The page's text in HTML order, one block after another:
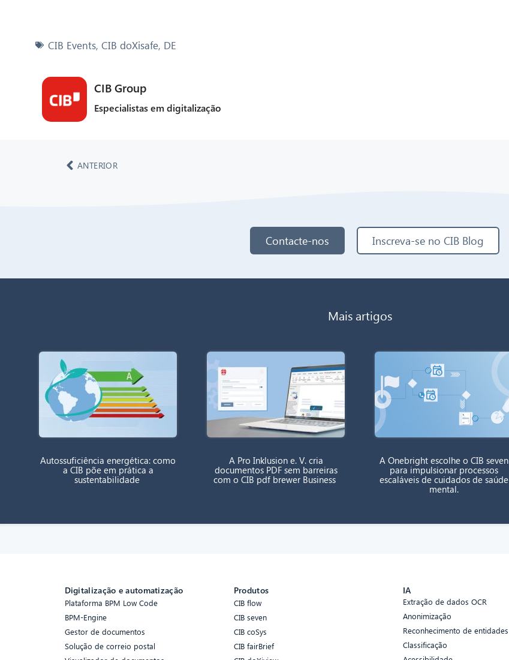
CIB Events, CIB doXisafe, DE
CIB Group
Especialistas em digitalização
ANTERIOR
Contacte-nos Inscreva-se no CIB Blog
Mais artigos
Autossuficiência energética: como
a CIB põe em prática a
sustentabilidade
A Pro Inklusion e. V. cria
documentos PDF sem barreiras
com o CIB pdf brewer Business
A Onebright escolhe o CIB seven
para impulsionar processos
escaláveis de cuidados de saúde
mental.
Digitalização e automatização
Plataforma BPM Low Code
BPM-Engine
Gestor de documentos
Solução de correio postal
Produtos
CIB flow
CIB seven
CIB coSys
CIB fairBrief
IA
Extração de dados OCR
Anonimização
Reconhecimento de entidades
Classificação